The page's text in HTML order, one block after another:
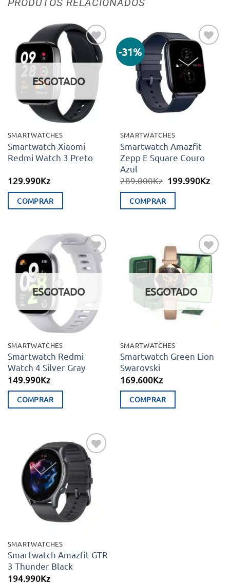
PRODUTOS RELACIONADOS
Adicionar
aos meus
desejos
ESGOTADO
SMARTWATCHES
Smartwatch Xiaomi
Redmi Watch 3 Preto
129.990Kz
COMPRAR
-31%
Adicionar
aos meus
desejos
SMARTWATCHES
Smartwatch Amazfit
Zepp E Square Couro
Azul
289.000Kz O
era:
199.990KzO
COMPRAR
Adicionar
aos meus
ESGOTADO
SMARTWATCHES
Smartwatch Redmi
Watch 4 Silver Gray
149.990Kz
COMPRAR
Adicionar
aos meus
desejos
ESGOTADO
SMARTWATCHES
Smartwatch Green Lion
Swarovski
169.600Kz
COMPRAR
Adicionar
aos meus
desejos
SMARTWATCHES
Smartwatch Amazfit GTR
3 Thunder Black
194.990Kz